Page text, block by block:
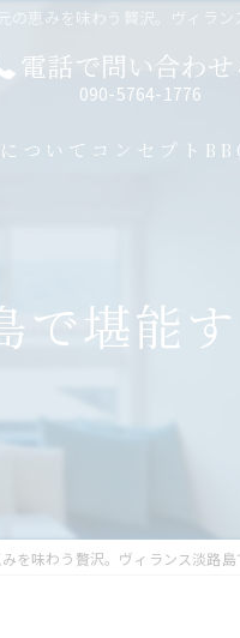
元の恵みを味わう贅沢。ヴィラ
​090-5764-1776
電話で問い合わせ
ついて コンセプト
で堪能
を味わう贅沢。ヴィランス淡路